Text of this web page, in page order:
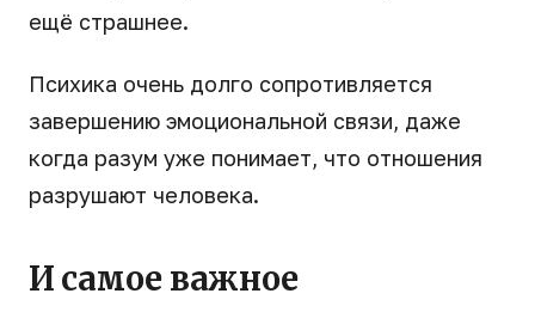
ещё страшнее.
Психика очень долго сопротивляется
завершению эмоциональной связи, даже
когда разум уже понимает, что отношения
разрушают человека.
И самое важное